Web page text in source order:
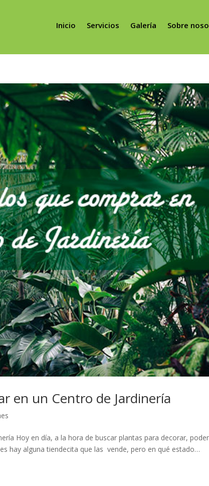
Inicio Servicios Galería Sobre
en un Centro de Jardinería
Hoy en día, a la hora de buscar plantas para decorar,
hay alguna tiendecita que las vende, pero en qué estado…